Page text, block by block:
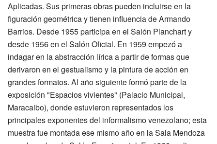
Aplicadas. Sus primeras obras pueden incluirse en la
figuración geométrica y tienen influencia de Armando
Barrios. Desde 1955 participa en el Salón Planchart y
desde 1956 en el Salón Oficial. En 1959 empezó a
indagar en la abstracción lírica a partir de formas que
derivaron en el gestualismo y la pintura de acción en
grandes formatos. Al año siguiente formó parte de la
exposición "Espacios vivientes" (Palacio Municipal,
Maracaibo), donde estuvieron representados los
principales exponentes del informalismo venezolano; esta
muestra fue montada ese mismo año en la Sala Mendoza